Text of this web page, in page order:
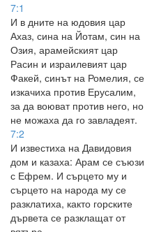
7:1
И в дните на юдовия цар
Ахаз, сина на Йотам, син на
Озия, арамейският цар
Расин и израилевият цар
Факей, синът на Ромелия, се
изкачиха против Ерусалим,
за да воюват против него, но
не можаха да го завладеят.
7:2
И известиха на Давидовия
дом и казаха: Арам се съюзи
с Ефрем. И сърцето му и
сърцето на народа му се
разклатиха, както горските
дървета се разклащат от